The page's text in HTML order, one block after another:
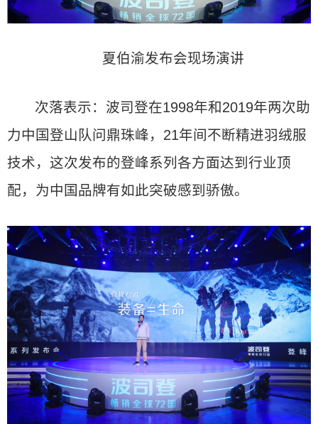
夏伯渝发布会现场演讲
次落表示：波司登在1998年和2019年两次助
力中国登山队问鼎珠峰，21年间不断精进羽绒服
技术，这次发布的登峰系列各方面达到行业顶
配，为中国品牌有如此突破感到骄傲。